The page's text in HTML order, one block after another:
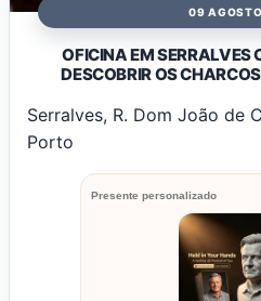
09
OFICINA EM
DESCOBRIR OS
Serralves, R. Dom João de
Porto
Presente personalizado